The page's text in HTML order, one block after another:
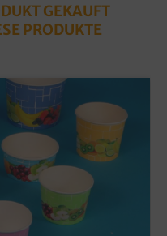
GEKAUFT
PRODUKTE